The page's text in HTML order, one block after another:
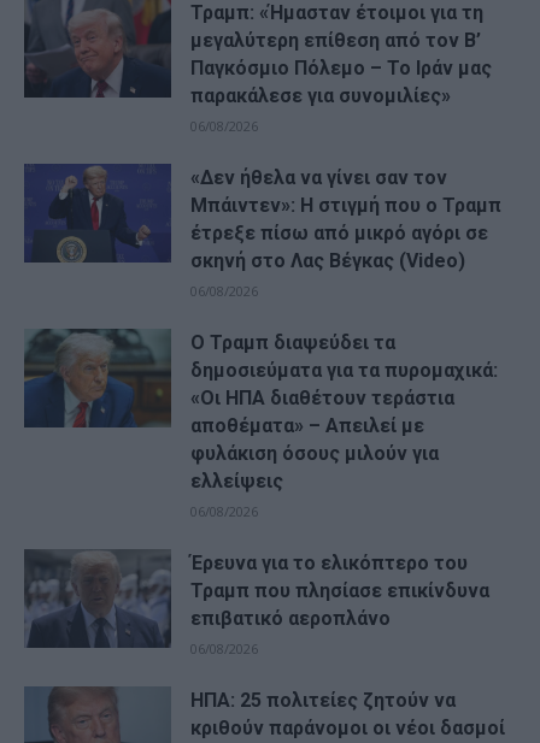
Τραμπ: «Ήμασταν έτοιμοι για τη
μεγαλύτερη επίθεση από τον Β’
Παγκόσμιο Πόλεμο – Το Ιράν μας
παρακάλεσε για συνομιλίες»
06/08/2026
«Δεν ήθελα να γίνει σαν τον
Μπάιντεν»: Η στιγμή που ο Τραμπ
έτρεξε πίσω από μικρό αγόρι σε
σκηνή στο Λας Βέγκας (Video)
06/08/2026
Ο Τραμπ διαψεύδει τα
δημοσιεύματα για τα πυρομαχικά:
«Οι ΗΠΑ διαθέτουν τεράστια
αποθέματα» – Απειλεί με
φυλάκιση όσους μιλούν για
ελλείψεις
06/08/2026
Έρευνα για το ελικόπτερο του
Τραμπ που πλησίασε επικίνδυνα
επιβατικό αεροπλάνο
06/08/2026
ΗΠΑ: 25 πολιτείες ζητούν να
κριθούν παράνομοι οι νέοι δασμοί